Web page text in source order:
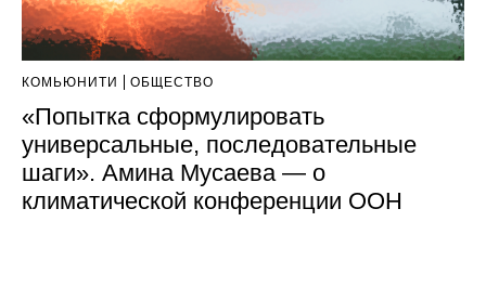
КОМЬЮНИТИ ОБЩЕСТВО
«Попытка сформулировать
универсальные, последовательные
шаги». Амина Мусаева — о
климатической конференции ООН